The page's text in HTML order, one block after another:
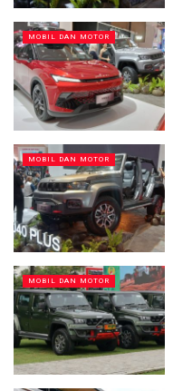
MOBIL DAN MOTOR
MOBIL DAN MOTOR
MOBIL DAN MOTOR